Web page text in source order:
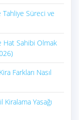
Süreci ve
Hat Sahibi Olmak
Farkları Nasıl
Kiralama Yasağı